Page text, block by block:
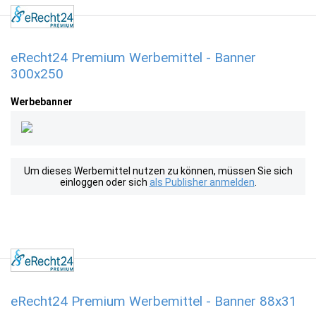
eRecht24 Premium Werbemittel - Banner
300x250
Werbebanner
Um dieses Werbemittel nutzen zu können, müssen Sie sich
einloggen oder sich als Publisher anmelden
eRecht24 Premium Werbemittel - Banner 88x31